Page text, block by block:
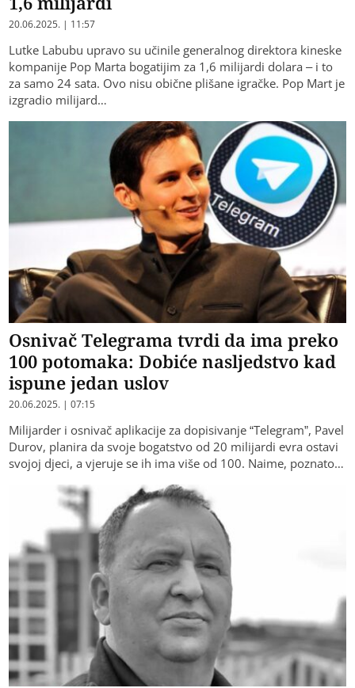
20.06.2025. | 11:57
Lutke Labubu upravo su učinile generalnog direktora kineske
kompanije Pop Marta bogatijim za 1,6 milijardi dolara – i to
za samo 24 sata. Ovo nisu obične plišane igračke. Pop Mart je
izgradio milijard…
Osnivač Telegrama tvrdi da ima preko
100 potomaka: Dobiće nasljedstvo kad
ispune jedan uslov
20.06.2025. | 07:15
Milijarder i osnivač aplikacije za dopisivanje “Telegram”, Pavel
Durov, planira da svoje bogatstvo od 20 milijardi evra ostavi
svojoj djeci, a vjeruje se ih ima više od 100. Naime, poznato…